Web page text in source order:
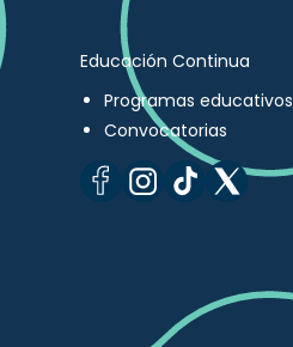
Educación Continua
Programas educativos
Convocatorias